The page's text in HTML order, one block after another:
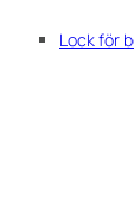
Lock för